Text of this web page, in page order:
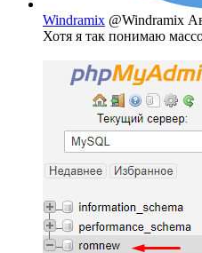
Windramix @Windramix
Хотя я так понимаю